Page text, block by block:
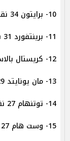
10- برايتون 34 نقطة.
11- برينتفورد 31 نقطة.
12- كريستال بالاس 30 نقطة.
13- مان يونايتد 29 نقطة.
14- توتنهام 27 نقطة.
15- وست هام 27 نقطة.